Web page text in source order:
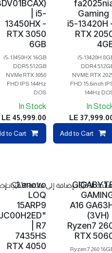
Compare
Gaming |
i5-13420H
RTX
i5-13420H
DDR4
NVME RTX
FHD 15.6inch
144Hz
In
Add to Cart
Compare
| i5-
13450HX -
RTX 3050
6GB
i5-13450HX 16GB
DDR5 512GB
NVMe RTX 3050
FHD IPS 144Hz
DOS
45,999.00
In Stock
to Cart
A16
(3VH) |
Ryzen7
RTX
Ryzen7 260
الأمنيات
Lenovo
LOQ
15ARP9
| R7
7435HS
RTX 4050
إضافة إلى قائمة الأمنيات